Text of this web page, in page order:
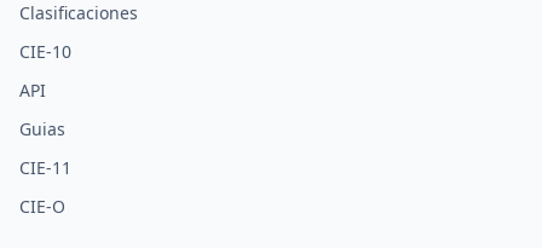
Clasificaciones
CIE-10
API
Guias
CIE-11
CIE-O